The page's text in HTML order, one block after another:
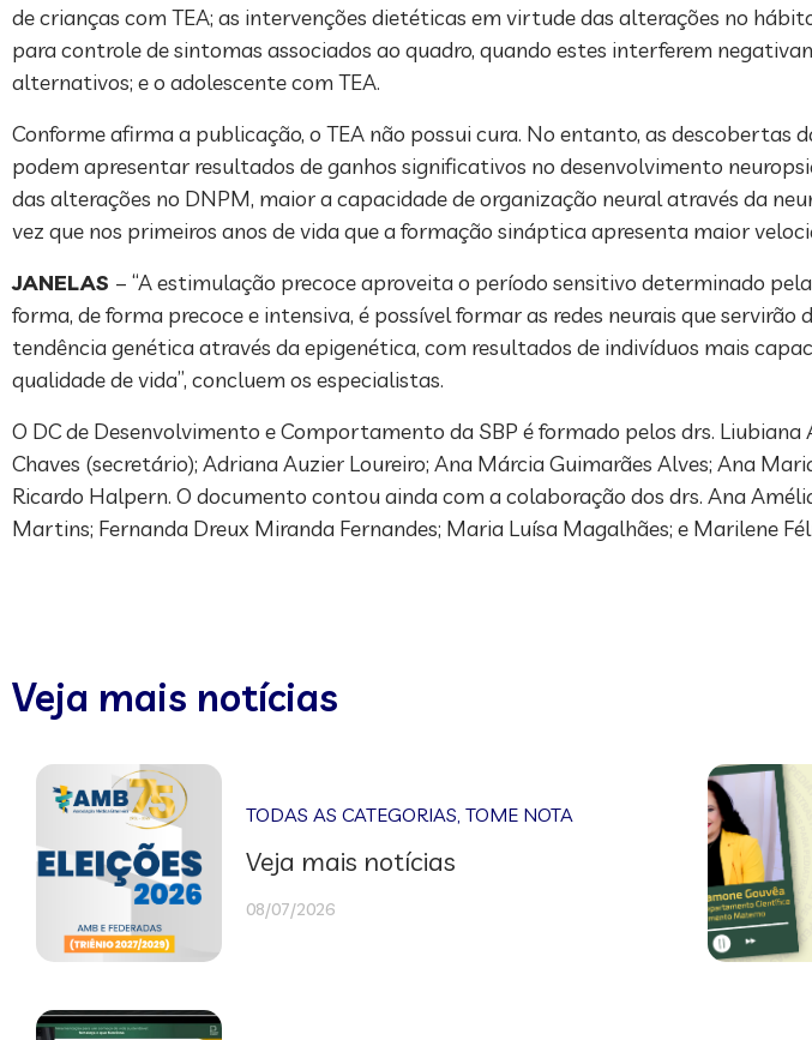
de crianças com TEA; as intervenções dietéticas em virtude das alterações no
para controle de sintomas associados ao quadro, quando estes interferem
alternativos; e o adolescente com TEA.
Conforme afirma a publicação, o TEA não possui cura. No entanto, as descobertas
podem apresentar resultados de ganhos significativos no desenvolvimento
das alterações no DNPM, maior a capacidade de organização neural através da
vez que nos primeiros anos de vida que a formação sináptica apresenta maior
JANELAS – “A estimulação precoce aproveita o período sensitivo determinado
forma, de forma precoce e intensiva, é possível formar as redes neurais que
tendência genética através da epigenética, com resultados de indivíduos mais
qualidade de vida”, concluem os especialistas.
O DC de Desenvolvimento e Comportamento da SBP é formado pelos drs.
Chaves (secretário); Adriana Auzier Loureiro; Ana Márcia Guimarães Alves; Ana
Ricardo Halpern. O documento contou ainda com a colaboração dos drs. Ana
Martins; Fernanda Dreux Miranda Fernandes; Maria Luísa Magalhães; e Marilene
Veja mais notícias
TODAS AS CATEGORIAS ,TOME NOTA
Veja mais notícias
08/07/2026